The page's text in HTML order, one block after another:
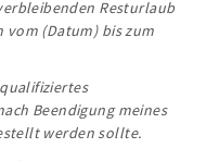
Resturlaub
vom (Datum) bis zum
Beendigung meines
werden sollte.